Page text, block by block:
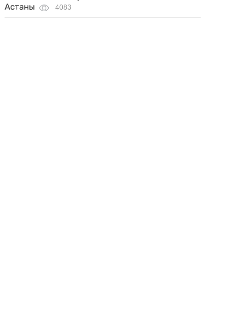
Астаны
4083